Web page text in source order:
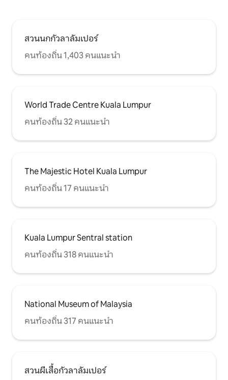
สวนนกกัวลาลัมเปอร์
คนท้องถิ่น 1,403 คนแนะนำ
World Trade Centre Kuala Lumpur
คนท้องถิ่น 32 คนแนะนำ
The Majestic Hotel Kuala Lumpur
คนท้องถิ่น 17 คนแนะนำ
Kuala Lumpur Sentral station
คนท้องถิ่น 318 คนแนะนำ
National Museum of Malaysia
คนท้องถิ่น 317 คนแนะนำ
สวนผีเสื้อกัวลาลัมเปอร์